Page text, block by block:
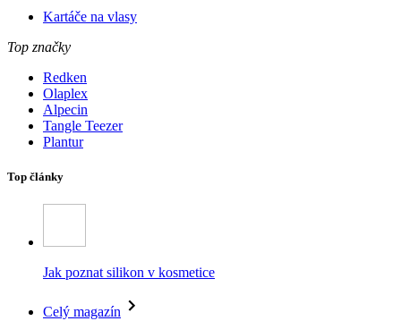
Kartáče na vlasy
Top značky
Redken
Olaplex
Alpecin
Tangle Teezer
Plantur
Top články
Jak poznat silikon v kosmetice
Celý magazín